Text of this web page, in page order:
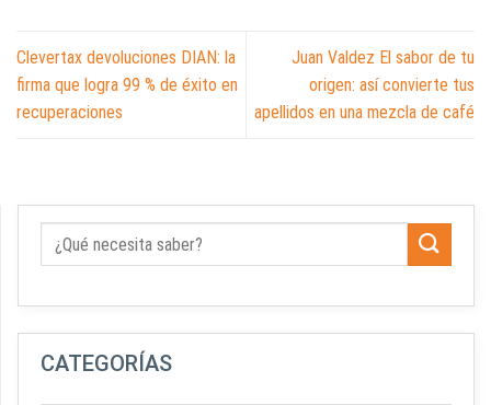
Clevertax devoluciones DIAN: la
firma que logra 99 % de éxito en
recuperaciones
Juan Valdez El sabor de tu
origen: así convierte tus
apellidos en una mezcla de café
CATEGORÍAS